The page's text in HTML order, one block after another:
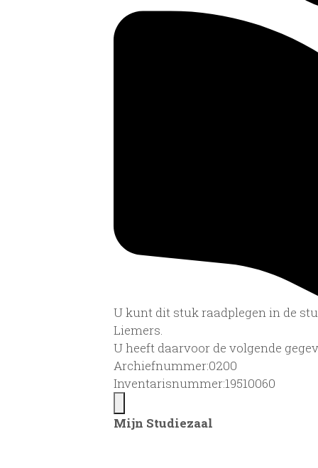
U kunt dit stuk raadplegen in de
Liemers.
U heeft daarvoor de volgende
Archiefnummer:0200
Inventarisnummer:19510060
Mijn Studiezaal